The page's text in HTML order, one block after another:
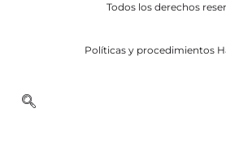
Todos los derechos
Políticas y procedimientos